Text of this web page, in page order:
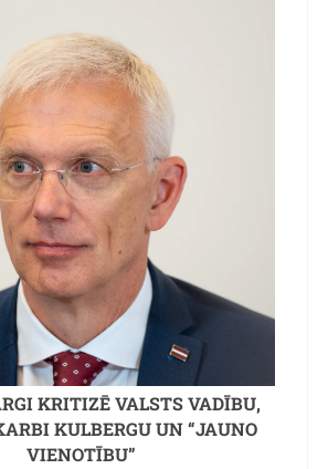
KRITIZĒ VALSTS VADĪBU,
KULBERGU UN “JAUNO
VIENOTĪBU”